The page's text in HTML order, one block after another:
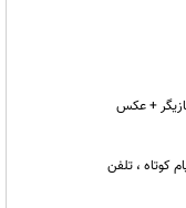
+ عکس
کوتاه ، تلفن